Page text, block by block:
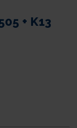
+ K13